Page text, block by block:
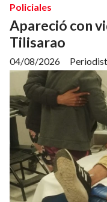
Apareció con
Tilisarao
Policiales
04/08/2026